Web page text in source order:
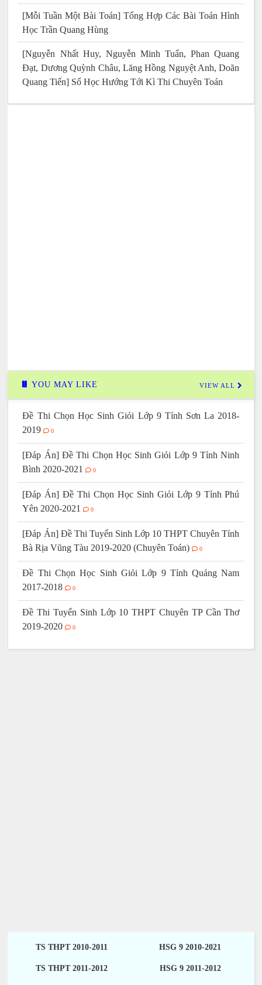
[Mỗi Tuần Một Bài Toán] Tổng Hợp Các Bài Toán Hình
Học Trần Quang Hùng
[Nguyễn Nhất Huy, Nguyễn Minh Tuấn, Phan Quang
Đạt, Dương Quỳnh Châu, Lăng Hồng Nguyệt Anh, Doãn
Quang Tiến] Số Học Hướng Tới Kì Thi Chuyên Toán
YOU MAY LIKE VIEW ALL
Đề Thi Chọn Học Sinh Giỏi Lớp 9 Tỉnh Sơn La 2018-
2019
0
[Đáp Án] Đề Thi Chọn Học Sinh Giỏi Lớp 9 Tỉnh Ninh
Bình 2020-2021
0
[Đáp Án] Đề Thi Chọn Học Sinh Giỏi Lớp 9 Tỉnh Phú
Yên 2020-2021
0
[Đáp Án] Đề Thi Tuyển Sinh Lớp 10 THPT Chuyên Tỉnh
Bà Rịa Vũng Tàu 2019-2020 (Chuyên Toán)
0
Đề Thi Chọn Học Sinh Giỏi Lớp 9 Tỉnh Quảng Nam
2017-2018
0
Đề Thi Tuyển Sinh Lớp 10 THPT Chuyên TP Cần Thơ
2019-2020
0
TS THPT 2010-2011 HSG 9 2010-2021
TS THPT 2011-2012 HSG 9 2011-2012